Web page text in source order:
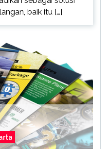
baik itu […]